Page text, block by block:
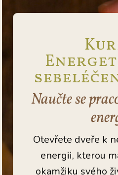
Naučte se
Otevřete dveře k
energii, kterou
okamžiku svého